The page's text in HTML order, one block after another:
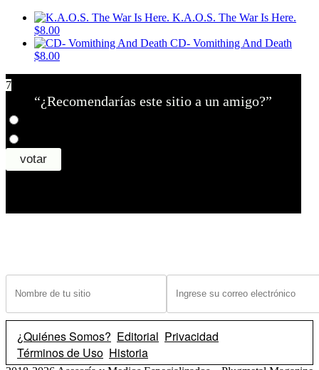
K.A.O.S. The War Is Here.
$8.00
CD- Vomithing And Death
$8.00
7
“¿Recomendarías este sitio a un amigo?”
¿Quiénes Somos? Editorial Privacidad
Términos de Uso Historia